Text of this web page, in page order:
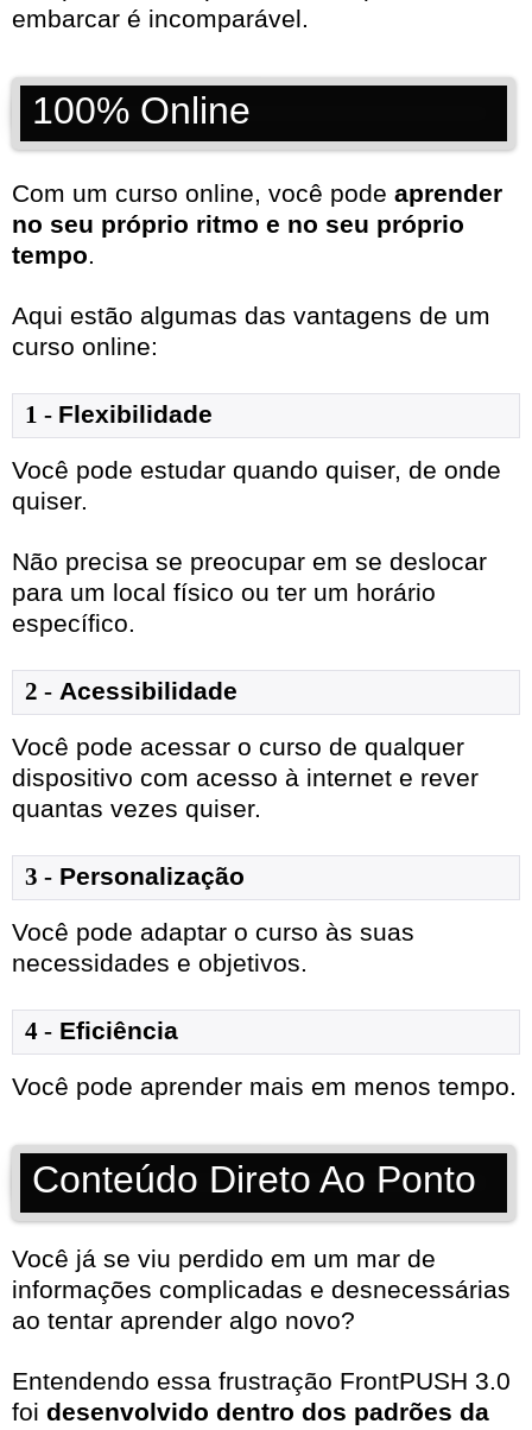
embarcar é incomparável.
100% Online
Com um curso online, você pode aprender
no seu próprio ritmo e no seu próprio
tempo.
Aqui estão algumas das vantagens de um
curso online:
1 - Flexibilidade
Você pode estudar quando quiser, de onde
quiser.
Não precisa se preocupar em se deslocar
para um local físico ou ter um horário
específico.
2 - Acessibilidade
Você pode acessar o curso de qualquer
dispositivo com acesso à internet e rever
quantas vezes quiser.
3 - Personalização
Você pode adaptar o curso às suas
necessidades e objetivos.
4 - Eficiência
Você pode aprender mais em menos tempo.
Conteúdo Direto Ao Ponto
Você já se viu perdido em um mar de
informações complicadas e desnecessárias
ao tentar aprender algo novo?
Entendendo essa frustração FrontPUSH 3.0
foi desenvolvido dentro dos padrões da